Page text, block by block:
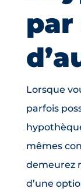
par
Lorsque
parfois
mêmes
demeurez
d’une